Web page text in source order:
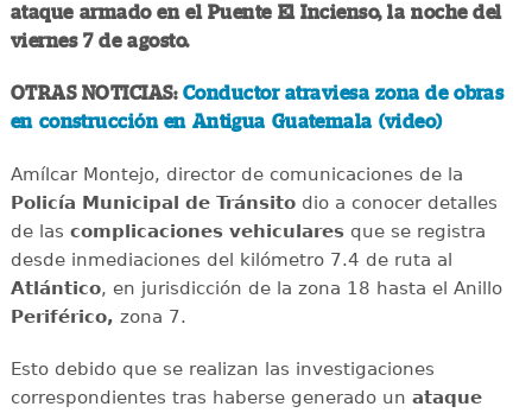
ataque armado en el Puente El Incienso, la noche del
viernes 7 de agosto.
OTRAS NOTICIAS: Conductor atraviesa zona de obras
en construcción en Antigua Guatemala (video)
Amílcar Montejo, director de comunicaciones de la
Policía Municipal de Tránsitodio a conocer detalles
de las complicaciones vehicularesque se registra
desde inmediaciones del kilómetro 7.4 de ruta al
Atlántico, en jurisdicción de la zona 18 hasta el Anillo
Periférico, zona 7.
Esto debido que se realizan las investigaciones
correspondientes tras haberse generado un ataque